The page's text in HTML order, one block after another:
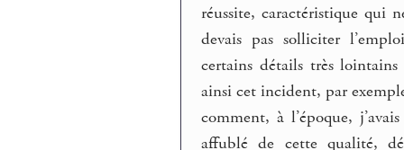
réussite, caractéristique qui
devais pas solliciter
certains détails très
ainsi cet incident, par
comment, à l’époque,
affublé de cette qualité,